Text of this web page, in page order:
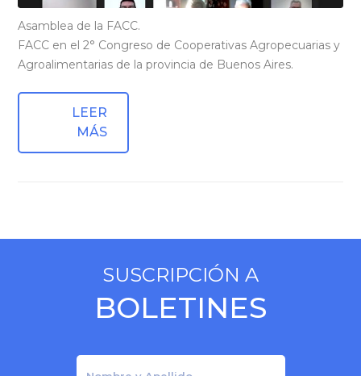
Asamblea de la FACC.
FACC en el 2° Congreso de Cooperativas Agropecuarias y
Agroalimentarias de la provincia de Buenos Aires.
LEER
MÁS
SUSCRIPCIÓN A
BOLETINES